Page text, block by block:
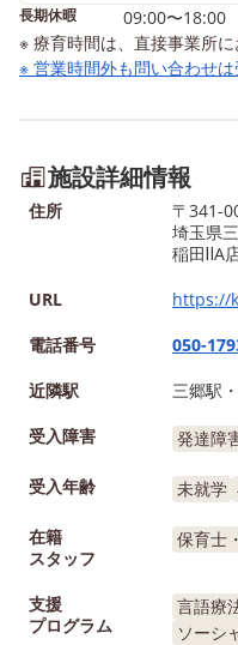
長期休暇
09:00〜18:00
※ 療育時間は、直接事業所
※ 営業時間外も問い合わせ
施設詳細情報
住所
〒341-
埼玉県
稲田ⅡA
URL
https://
電話番号
050-
近隣駅
三郷駅
受入障害
発達障
受入年齢 未就学
在籍
スタッフ
保育士
支援
プログラム
言語療
ソーシ